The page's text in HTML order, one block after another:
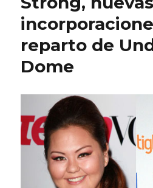
reparto de
Dome